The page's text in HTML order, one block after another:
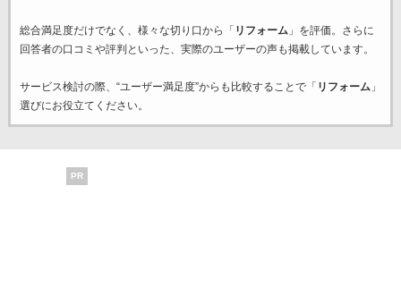
総合満足度だけでなく、様々な切り口から「 リフォーム」を評価。さらに
回答者の口コミや評判といった、実際のユーザーの声も掲載しています。
サービス検討の際、“ユーザー満足度”からも比較することで「 リフォーム」
選びにお役立てください。
PR